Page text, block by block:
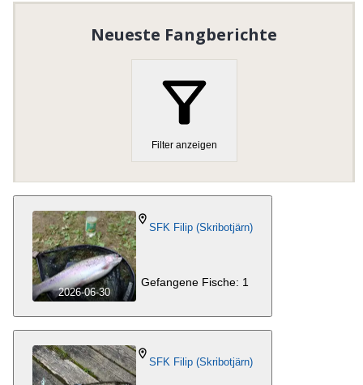
den som vill hyra en liten tjärn. Klubben bildades 1
8724001782
Neueste Fangberichte
Filter anzeigen
2026-06-30
SFK Filip (Skribotjärn)
Gefangene Fische: 1
SFK Filip (Skribotjärn)